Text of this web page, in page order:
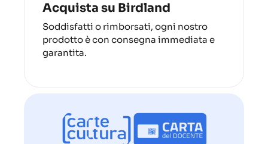
Acquista su Birdland
Soddisfatti o rimborsati, ogni nostro
prodotto è con consegna immediata e
garantita.